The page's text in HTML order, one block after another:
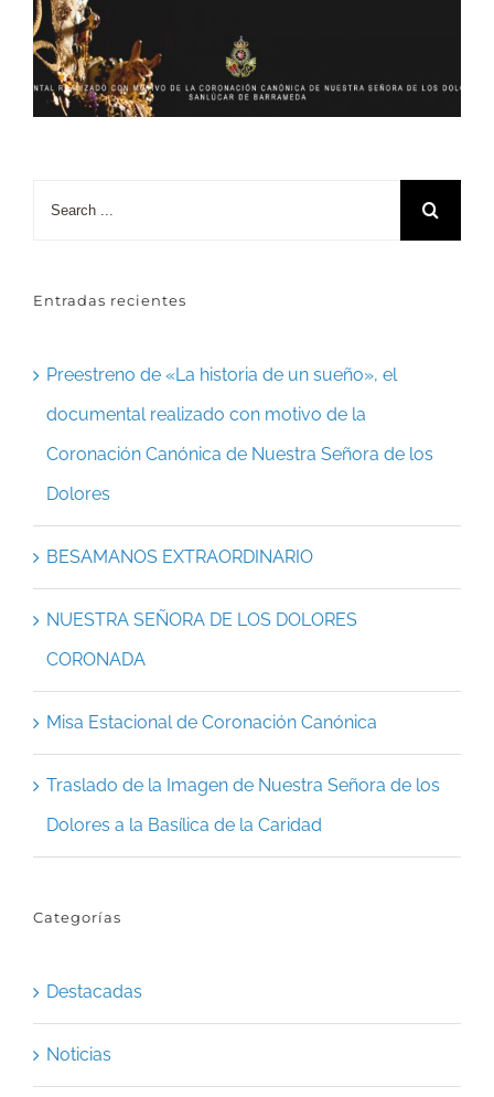
Entradas recientes
Preestreno de «La historia de un sueño», el
documental realizado con motivo de la
Coronación Canónica de Nuestra Señora de los
Dolores
BESAMANOS EXTRAORDINARIO
NUESTRA SEÑORA DE LOS DOLORES
CORONADA
Misa Estacional de Coronación Canónica
Traslado de la Imagen de Nuestra Señora de los
Dolores a la Basílica de la Caridad
Categorías
Destacadas
Noticias